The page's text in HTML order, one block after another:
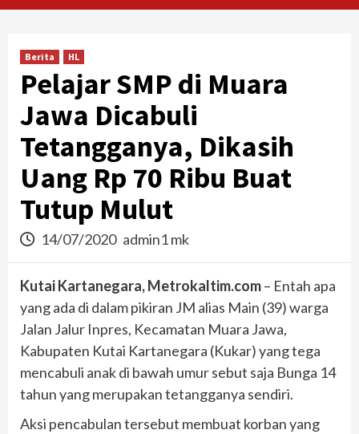
Berita HL
Pelajar SMP di Muara
Jawa Dicabuli
Tetangganya, Dikasih
Uang Rp 70 Ribu Buat
Tutup Mulut
14/07/2020 admin1 mk
Kutai Kartanegara, Metrokaltim.com– Entah apa
yang ada di dalam pikiran JM alias Main (39) warga
Jalan Jalur Inpres, Kecamatan Muara Jawa,
Kabupaten Kutai Kartanegara (Kukar) yang tega
mencabuli anak di bawah umur sebut saja Bunga 14
tahun yang merupakan tetangganya sendiri.
Aksi pencabulan tersebut membuat korban yang